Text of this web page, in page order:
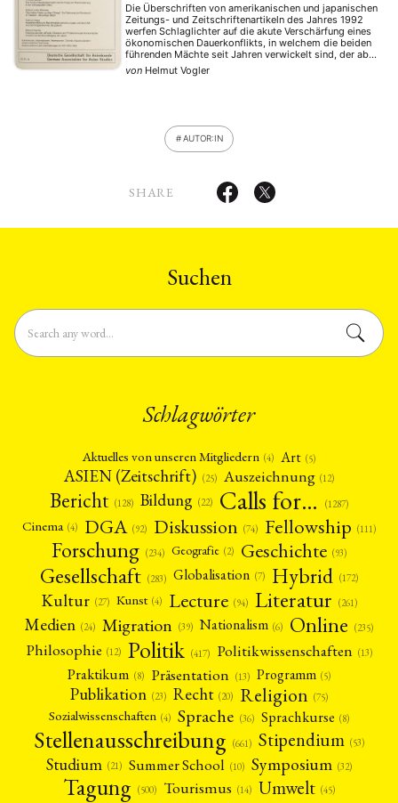
Die Überschriften von amerikanischen und japanischen
Zeitungs- und Zeitschriftenartikeln des Jahres 1992
werfen Schlaglichter auf die akute Verschärfung eines
ökonomischen Dauerkonflikts, in welchem die beiden
führenden Mächte seit Jahren verwickelt sind, der aber
nun mit dem Ende des Ost-West-Konflikts neue
Schärfe gewonnen zu haben scheint. Der Autor zeigt
von Helmut Vogler
AUTOR:IN
SHARE
Suchen
Schlagwörter
Aktuelles von unseren Mitgliedern (4) Art (5)
ASIEN (Zeitschrift) (25) Auszeichnung (12)
Bericht (128) Bildung (22) Calls for… (1287)
Cinema (4) DGA (92) Diskussion (74) Fellowship (111)
Forschung (234) Geografie (2) Geschichte (93)
Gesellschaft (283) Globalisation (7) Hybrid (172)
Kultur (27) Kunst (4) Lecture (94) Literatur (261)
Medien (24) Migration (39) Nationalism (6) Online (235)
Philosophie (12) Politik (417) Politikwissenschaften (13)
Praktikum (8) Präsentation (13) Programm (5)
Publikation (23) Recht (20) Religion (75)
Sozialwissenschaften (4) Sprache (36) Sprachkurse (8)
Stellenausschreibung (661) Stipendium (53)
Studium (21) Summer School (10) Symposium (32)
Tagung (500) Tourismus (14) Umwelt (45)